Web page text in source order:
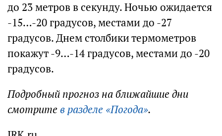
до 23 метров в секунду. Ночью ожидается
-15…-20 градусов, местами до -27
градусов. Днем столбики термометров
покажут -9…-14 градусов, местами до -20
градусов.
Подробный прогноз на ближайшие дни
смотрите в разделе «Погода».